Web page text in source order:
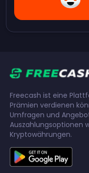
Freecash ist eine
Prämien verdienen
Umfragen und
Auszahlungsoptionen
Kryptowährungen.